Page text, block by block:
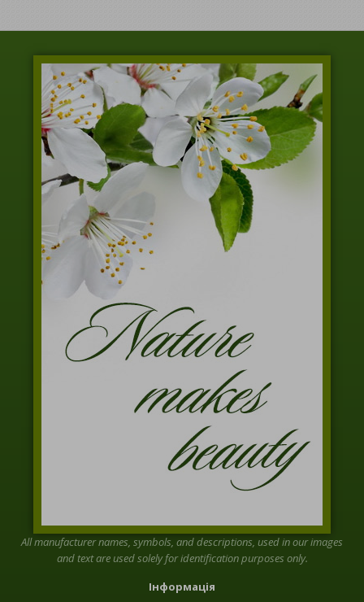
All manufacturer names, symbols, and descriptions, used in our images
and text are used solely for identification purposes only.
Інформація